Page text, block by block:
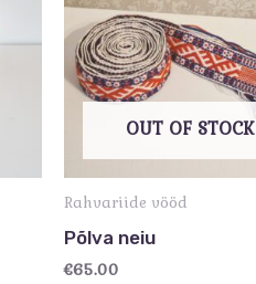
OUT OF STOCK
Rahvariide vööd
Põlva neiu
€65.00